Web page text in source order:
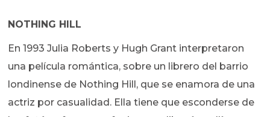
NOTHING HILL
En 1993 Julia Roberts y Hugh Grant interpretaron
una película romántica, sobre un librero del barrio
londinense de Nothing Hill, que se enamora de una
actriz por casualidad. Ella tiene que esconderse de